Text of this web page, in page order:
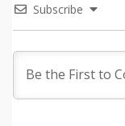
Subscribe